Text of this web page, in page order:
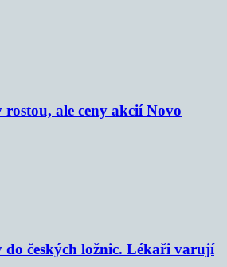
ale ceny akcií Novo
českých ložnic. Lékaři varují